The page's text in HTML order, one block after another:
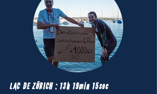
LAC DE ZÜRICH : 13h 19min 15sec